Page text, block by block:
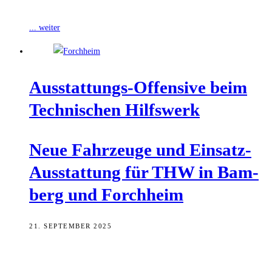
... weiter
Aus­stat­tungs-Offen­si­ve beim
Tech­ni­schen Hilfswerk
Neue Fahr­zeu­ge und Ein­satz-
Aus­stat­tung für THW in Bam­
berg und Forchheim
21. SEPTEMBER 2025